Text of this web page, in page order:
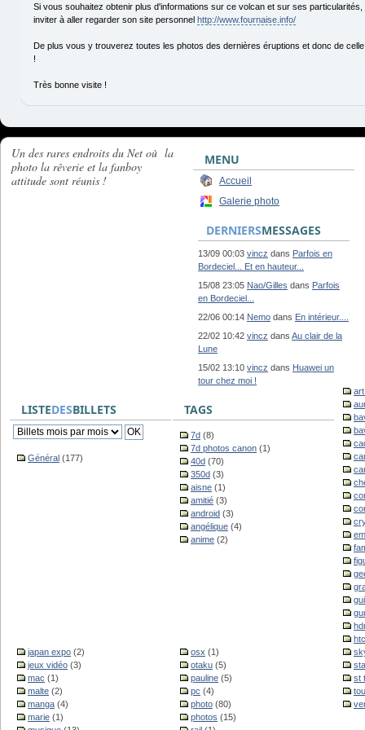
Si vous souhaitez obtenir plus d'informations sur ce volcan et sur ses
inviter à aller regarder son site personnel http://www.fournaise.info/
De plus vous y trouverez toutes les photos des dernières éruptions et donc de
!
Très bonne visite !
Un des rares endroits du Net où la
photo la rêverie et la fanboy
attitude sont réunis !
MENU
Accueil
Galerie photo
DERNIERSMESSAGES
13/09 00:03 vincz dans Parfois en
Bordeciel... Et en hauteur...
15/08 23:05 Nao/Gilles dans Parfois
en Bordeciel...
22/06 00:14 Nemo dans En intérieur....
22/02 10:42 vincz dans Au clair de la
Lune
15/02 13:10 vincz dans Huawei un
tour chez moi !
LISTEDESBILLETS
Général (177)
TAGS
7d (8)
7d photos canon (1)
40d (70)
350d (3)
aisne (1)
amitié (3)
android (3)
angélique (4)
anime (2)
htc
japan expo (2)
jeux vidéo (3)
mac (1)
malte (2)
manga (4)
marie (1)
osx (1)
otaku (5)
pauline (5)
pc (4)
photo (80)
photos (15)
st